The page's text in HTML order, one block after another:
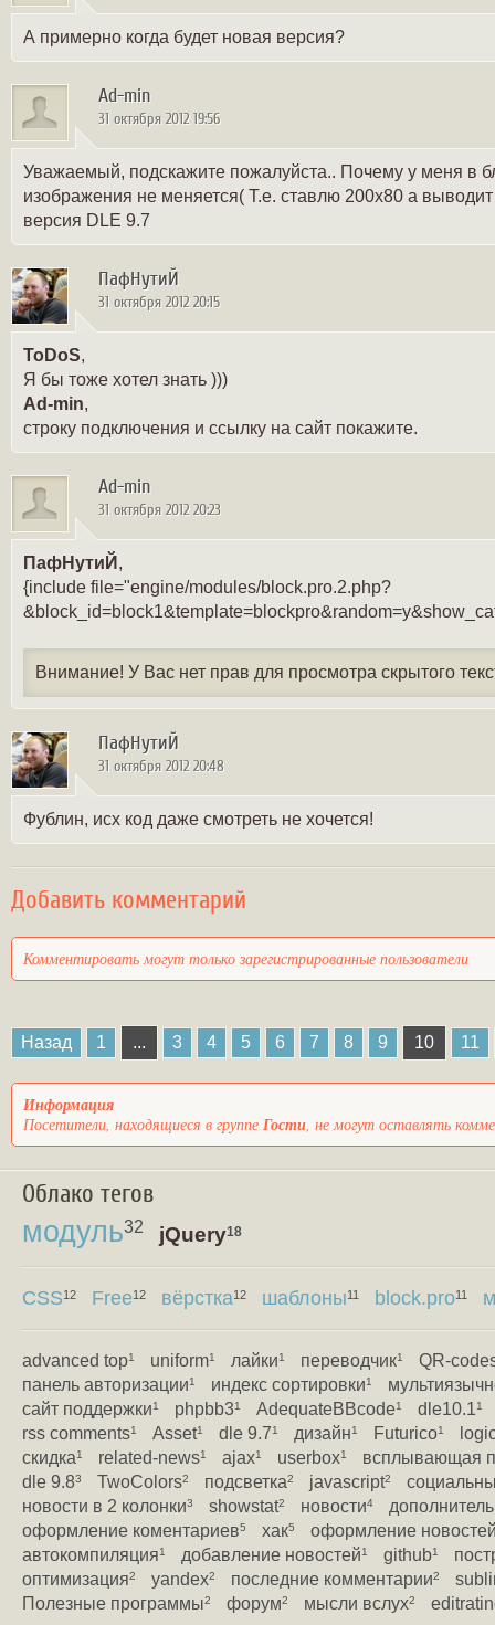
А примерно когда будет новая версия?
Ad-min
31 октября 2012 19:56
Уважаемый, подскажите пожалуйста.. Почему у меня в
изображения не меняется( Т.е. ставлю 200х80 а
версия DLE 9.7
ПафНутиЙ
31 октября 2012 20:15
ToDoS,
Я бы тоже хотел знать )))
Ad-min,
строку подключения и ссылку на сайт покажите.
Ad-min
31 октября 2012 20:23
ПафНутиЙ ,
{include file="engine/modules/block.pro.2.php?
Внимание! У Вас нет прав для просмотра скрытого
ПафНутиЙ
31 октября 2012 20:48
Фублин, исх код даже смотреть не хочется!
Добавить комментарий
Комментировать могут только зарегистрированные пользователи
Назад 1 ... 3 4 5 6 7 8 9 10 11
Информация
Посетители, находящиеся в группе Гости, не могут оставлять
Облако тегов
модуль32 jQuery18
CSS12 Free12 вёрстка12 шаблоны11 block.pro11
advanced top1 uniform1 лайки1 переводчик1
QR-
панель авторизации1 индекс сортировки1
сайт поддержки1 phpbb31 AdequateBBcode1 dle10.11
rss comments1 Asset1 dle 9.71 дизайн1 Futurico1
скидка1 related-news1 ajax1 userbox1
всплывающая
dle 9.83 TwoColors2 подсветка2 javascript2
новости в 2 колонки3 showstat2 новости4
оформление коментариев5 хак5
оформление
автокомпиляция1 добавление новостей1 github1
оптимизация2 yandex2 последние комментарии2
Полезные программы2 форум2 мысли вслух2